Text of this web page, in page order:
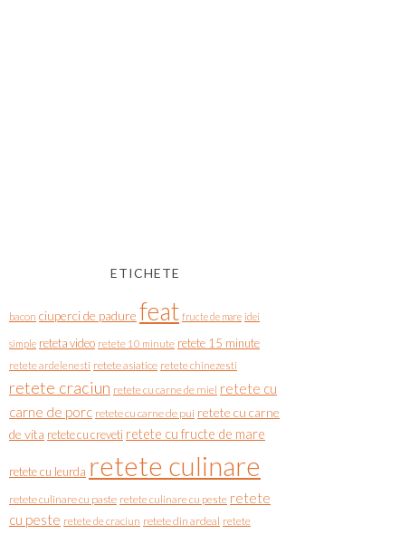
ETICHETE
bacon ciuperci de padure feat fructe de mare idei
simple reteta video retete 10 minute retete 15 minute
retete ardelenesti retete asiatice retete chinezesti
retete craciun retete cu carne de miel retete cu
carne de porc retete cu carne de pui retete cu carne
de vita retete cu creveti retete cu fructe de mare
retete cu leurda retete culinare
retete culinare cu paste retete culinare cu peste retete
cu peste retete de craciun retete din ardeal retete